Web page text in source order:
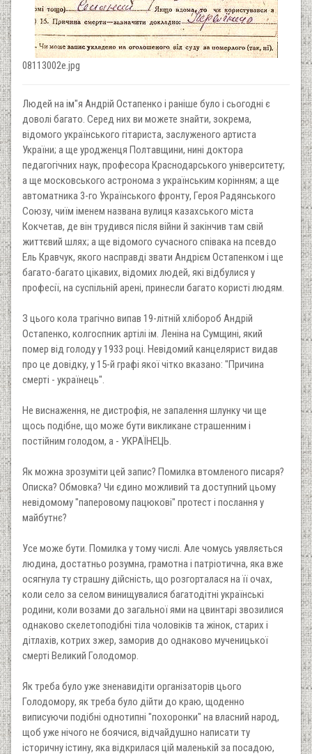
08113002e.jpg
Людей на ім"я Андрій Остапенко і раніше було і сьогодні є
доволі багато. Серед них ви можете знайти, зокрема,
відомого українського гітариста, заслуженого артиста
України; а ще уродженця Полтавщини, нині доктора
педагогічних наук, професора Краснодарського університету;
а ще московського астронома з українським корінням; а ще
автоматника 3-го Українського фронту, Героя Радянського
Союзу, чиїм іменем названа вулиця казахського міста
Кокчетав, де він трудився після війни й закінчив там свій
життєвий шлях; а ще відомого сучасного співака на псевдо
Ель Кравчук, якого насправді звати Андрієм Остапенком і ще
багато-багато цікавих, відомих людей, які відбулися у
професії, на суспільній арені, принесли багато користі людям.
З цього кола трагічно випав 19-літній хлібороб Андрій
Остапенко, колгоспник артілі ім. Леніна на Сумщині, який
помер від голоду у 1933 році. Невідомий канцелярист видав
про це довідку, у 15-й графі якої чітко вказано: "Причина
смерті - українець".
Не виснаження, не дистрофія, не запалення шлунку чи ще
щось подібне, що може бути викликане страшенним і
постійним голодом, а - УКРАЇНЕЦЬ.
Як можна зрозуміти цей запис? Помилка втомленого писаря?
Описка? Обмовка? Чи єдино можливий та доступний цьому
невідомому "паперовому пацюкові" протест і послання у
майбутнє?
Усе може бути. Помилка у тому числі. Але чомусь уявляється
людина, достатньо розумна, грамотна і патріотична, яка вже
осягнула ту страшну дійсність, що розгорталася на її очах,
коли село за селом винищувалися багатодітні українські
родини, коли возами до загальної ями на цвинтарі звозилися
однаково скелетоподібні тіла чоловіків та жінок, старих і
дітлахів, котрих зжер, заморив до однаково мученицької
смерті Великий Голодомор.
Як треба було уже зненавидіти організаторів цього
Голодомору, як треба було дійти до краю, щоденно
виписуючи подібні однотипні "похоронки" на власний народ,
щоб уже нічого не боячися, відчайдушно написати ту
історичну істину, яка відкрилася цій маленькій за посадою,